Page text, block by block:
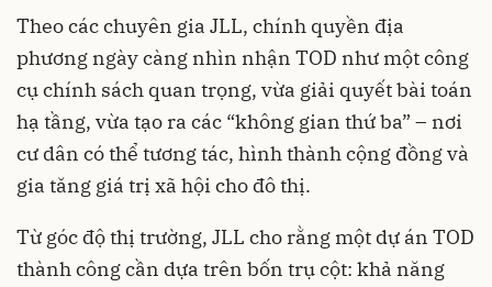
Theo các chuyên gia JLL, chính quyền địa
phương ngày càng nhìn nhận TOD như một công
cụ chính sách quan trọng, vừa giải quyết bài toán
hạ tầng, vừa tạo ra các “không gian thứ ba” – nơi
cư dân có thể tương tác, hình thành cộng đồng và
gia tăng giá trị xã hội cho đô thị.
Từ góc độ thị trường, JLL cho rằng một dự án TOD
thành công cần dựa trên bốn trụ cột: khả năng